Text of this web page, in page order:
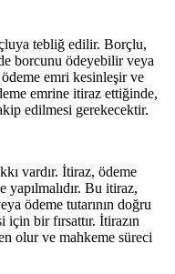
tebliğ edilir. Borçlu,
borcunu ödeyebilir veya
emri kesinleşir ve
emrine itiraz ettiğinde,
edilmesi gerekecektir.
vardır. İtiraz, ödeme
Bu itiraz,
ödeme tutarının doğru
için bir fırsattır. İtirazın
olur ve mahkeme süreci